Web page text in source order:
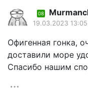
08
19.03.2023 13:05
Офигенная гонка,
доставили море
Спасибо нашим